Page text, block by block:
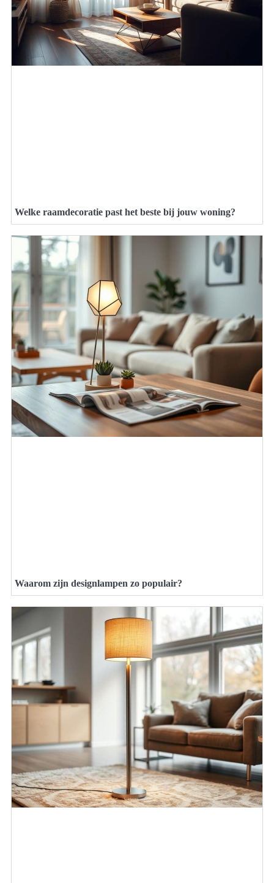
Welke raamdecoratie past het beste bij jouw woning?
Waarom zijn designlampen zo populair?